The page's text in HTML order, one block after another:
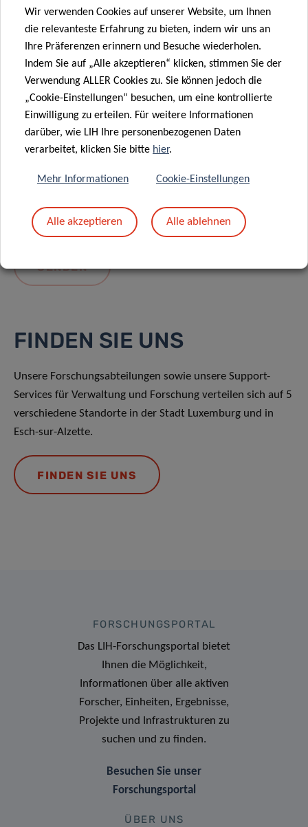
Mit dem Absenden Ihrer Nachricht erklären Sie
Datenschutzrichtlinie.
FINDEN SIE UNS
Unsere Forschungsabteilungen sowie unsere Support-
Services für Verwaltung und Forschung verteilen sich auf 5
verschiedene Standorte in der Stadt Luxemburg und in
Esch-sur-Alzette.
FINDEN SIE UNS
FORSCHUNGSPORTAL
Das LIH-Forschungsportal bietet
Ihnen die Möglichkeit,
Informationen über alle aktiven
Forscher, Einheiten, Ergebnisse,
Projekte und Infrastrukturen zu
suchen und zu finden.
Besuchen Sie unser
Forschungsportal
ÜBER UNS
Wir verwenden Cookies auf unserer Website, um Ihnen
die relevanteste Erfahrung zu bieten, indem wir uns an
Ihre Präferenzen erinnern und Besuche wiederholen.
Indem Sie auf „Alle akzeptieren“ klicken, stimmen Sie der
Verwendung ALLER Cookies zu. Sie können jedoch die
„Cookie-Einstellungen“ besuchen, um eine kontrollierte
Einwilligung zu erteilen. Für weitere Informationen
darüber, wie LIH Ihre personenbezogenen Daten
verarbeitet, klicken Sie bitte hier.
Mehr Informationen Cookie-Einstellungen
Alle akzeptieren Alle ablehnen